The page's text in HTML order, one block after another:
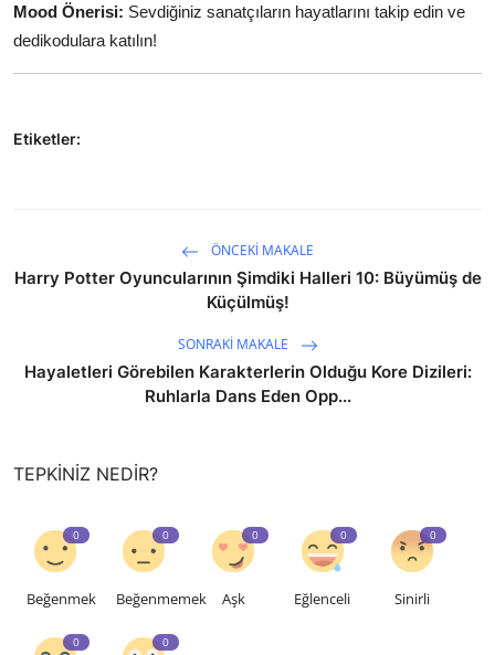
Mood Önerisi: Sevdiğiniz sanatçıların hayatlarını takip edin ve
dedikodulara katılın!
Etiketler:
ÖNCEKI MAKALE
Harry Potter Oyuncularının Şimdiki Halleri 10: Büyümüş de
Küçülmüş!
SONRAKI MAKALE
Hayaletleri Görebilen Karakterlerin Olduğu Kore Dizileri:
Ruhlarla Dans Eden Opp...
TEPKINIZ NEDIR?
0
Beğenmek
0
Beğenmemek
0
Aşk
0
Eğlenceli
0
Sinirli
0 0